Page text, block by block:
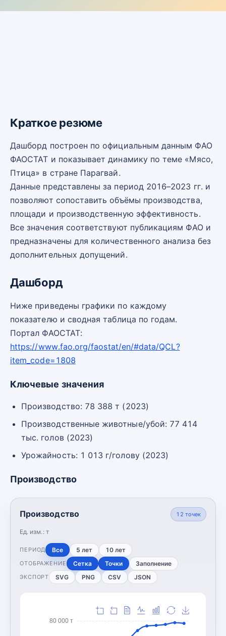
Краткое резюме
Дашборд построен по официальным данным ФАО
ФАОСТАТ и показывает динамику по теме «Мясо,
Птица» в стране Парагвай.
Данные представлены за период 2016–2023 гг. и
позволяют сопоставить объёмы производства,
площади и производственную эффективность.
Все значения соответствуют публикациям ФАО и
предназначены для количественного анализа без
дополнительных допущений.
Дашборд
Ниже приведены графики по каждому
показателю и сводная таблица по годам.
Портал ФАОСТАТ:
https://www.fao.org/faostat/en/#data/QCL?
item_code=1808
Ключевые значения
Производство: 78 388 т (2023)
Производственные животные/убой: 77 414
тыс. голов (2023)
Урожайность: 1 013 г/голову (2023)
Производство
Производство
Ед. изм.: т
12 точек
ПЕРИОД Все 5 лет 10 лет
ОТОБРАЖЕНИЕ Сетка Точки Заполнение
ЭКСПОРТ SVG PNG CSV JSON
80 000 т